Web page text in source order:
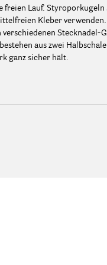
freien Lauf.
Kleber
aus zwei
ganz sicher hält.